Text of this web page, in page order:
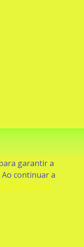
garantir a
continuar a
política de